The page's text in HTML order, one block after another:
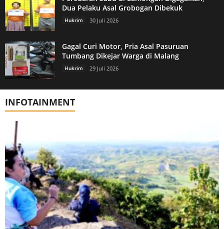
Dua Pelaku Asal Grobogan Dibekuk
Hukrim 30 Juli 2026
Gagal Curi Motor, Pria Asal Pasuruan
Tumbang Dikejar Warga di Malang
Hukrim 29 Juli 2026
INFOTAINMENT